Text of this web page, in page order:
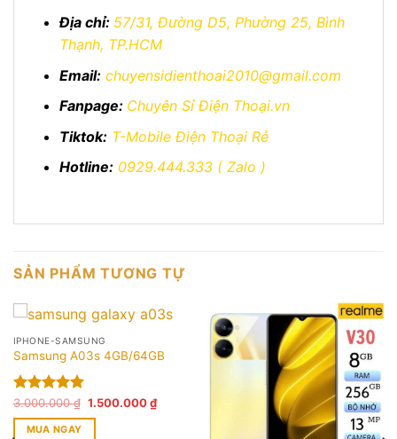
Địa chỉ: 57/31, Đường D5, Phường 25, Bình
Thạnh, TP.HCM
Email: chuyensidienthoai2010@gmail.com
Fanpage: Chuyên Sỉ Điện Thoại.vn
Tiktok: T-Mobile Điện Thoại Rẻ
Hotline: 0929.444.333 ( Zalo )
SẢN PHẨM TƯƠNG TỰ
IPHONE-SAMSUNG
Samsung A03s 4GB/64GB
Được xếp
hạng5.00
5 sao
3.000.000₫ Giá
là:
1.500.000₫Giá
hiện
MUA NGAY